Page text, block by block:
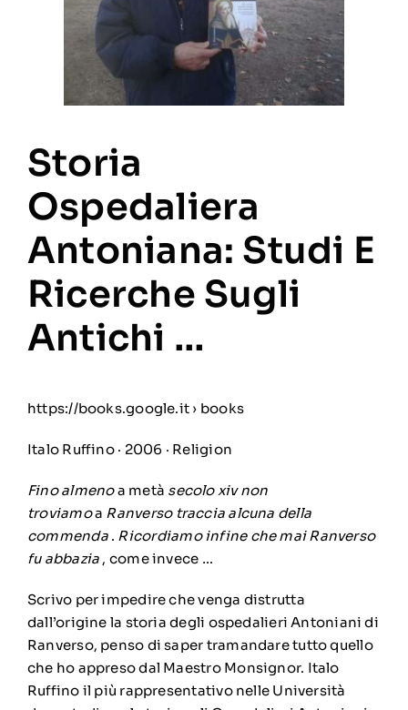
Storia
Ospedaliera
Antoniana: Studi E
Ricerche Sugli
Antichi …
https://books.google.it › books
Italo Ruffino· 2006 · ‎Religion
Fino almenoa metà secolo xiv non
troviamoa Ranverso traccia alcuna della
commenda. Ricordiamo infine che mai Ranverso
fu abbazia , come invece …
Scrivo per impedire che venga distrutta
dall’origine la storia degli ospedalieri Antoniani di
Ranverso, penso di saper tramandare tutto quello
che ho appreso dal Maestro Monsignor. Italo
Ruffino il più rappresentativo nelle Università